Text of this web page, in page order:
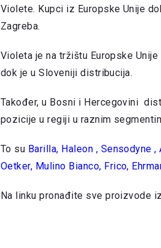
Violete. Kupci iz Europske Unije
Zagreba.
Violeta je na tržištu Europske
dok je u Sloveniji distribucija.
Također, u Bosni i Hercegovini
pozicije u regiji u raznim
To su Barilla, Haleon , Sensodyne,
Oetker, Mulino Bianco, Frico,
Na linku pronađite sve proizvode